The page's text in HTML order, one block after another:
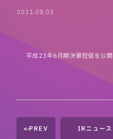
2011.08.05
平成23年6月期決算短信を公
PREV IRニュー